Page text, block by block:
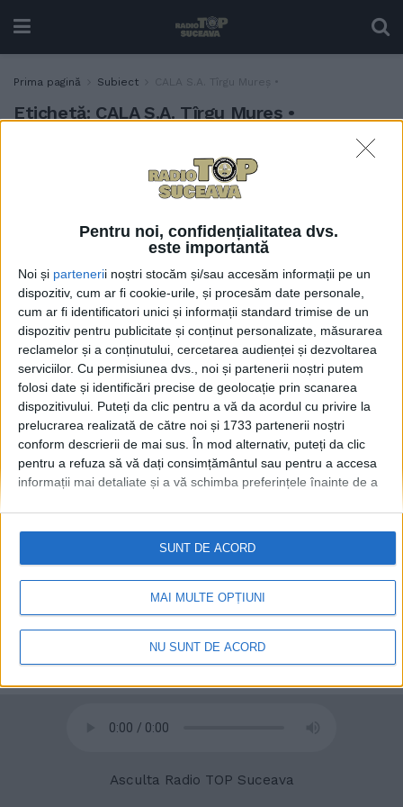
Pentru noi, confidențialitatea dvs.
este importantă
Noi și partenerii noștri stocăm și/sau accesăm informații pe un
dispozitiv, cum ar fi cookie-urile, și procesăm date personale,
cum ar fi identificatori unici și informații standard trimise de un
dispozitiv pentru publicitate și conținut personalizate, măsurarea
reclamelor și a conținutului, cercetarea audienței și dezvoltarea
serviciilor. Cu permisiunea dvs., noi și partenerii noștri putem
folosi date și identificări precise de geolocație prin scanarea
dispozitivului. Puteți da clic pentru a vă da acordul cu privire la
prelucrarea realizată de către noi și 1733 partenerii noștri
conform descrierii de mai sus. În mod alternativ, puteți da clic
pentru a refuza să vă dați consimțământul sau pentru a accesa
informații mai detaliate și a vă schimba preferințele înainte de a
retrageți consimțământul în orice moment, revenind la acest site
și făcând clic pe butonul "Confidențialitate" din partea de jos a
paginii web.
MAI MULTE OPȚIUNI
NU SUNT DE ACORD
SUNT DE ACORD
Prima pagină Subiect CALA S.A. Tîrgu Mureș •
Etichetă: CALA S.A. Tîrgu Mureș •
Primarul Ion Lungu:
Cablurile de pe stîlpi ar
putea fi îngropate în
tehnologie nouă
6 IULIE, 2022
© 2020 Radio TOP Suceava 104 FM
Asculta Radio TOP Suceava